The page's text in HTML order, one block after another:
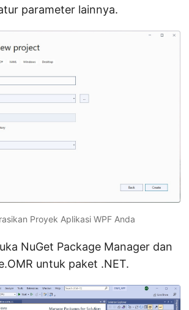
parameter lainnya.
Proyek Aplikasi WPF Anda
NuGet Package Manager dan
untuk paket .NET.